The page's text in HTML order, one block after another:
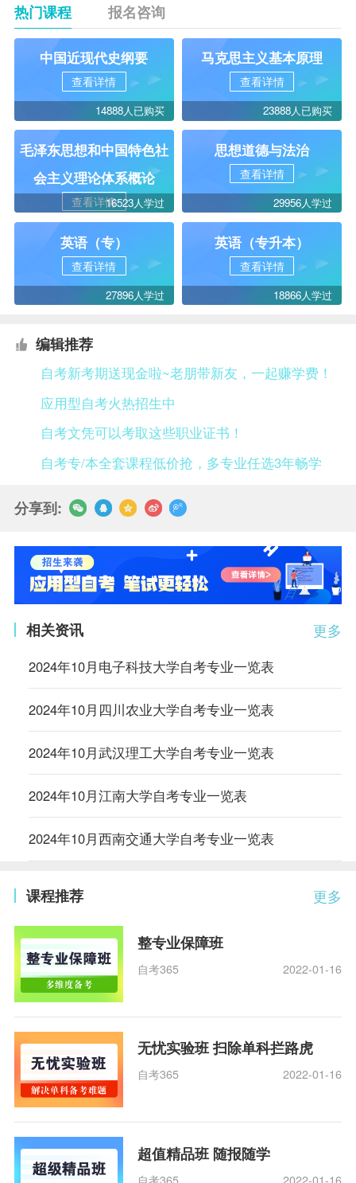
热门课程 报名咨询
中国近现代史纲要
查看详情
14888人已购买
马克思主义基本原理
查看详情
23888人已购买
毛泽东思想和中国特色社
会主义理论体系概论
查看详情16523人学过
思想道德与法治
查看详情
29956人学过
英语（专）
查看详情
27896人学过
英语（专升本）
查看详情
18866人学过
编辑推荐
自考新考期送现金啦~老朋带新友，一起赚学费！
应用型自考火热招生中
自考文凭可以考取这些职业证书！
自考专/本全套课程低价抢，多专业任选3年畅学
分享到:
更多
相关资讯
2024年10月电子科技大学自考专业一览表
2024年10月四川农业大学自考专业一览表
2024年10月武汉理工大学自考专业一览表
2024年10月江南大学自考专业一览表
2024年10月西南交通大学自考专业一览表
更多
课程推荐
整专业保障班
自考365 2022-01-16
无忧实验班 扫除单科拦路虎
自考365 2022-01-16
超值精品班 随报随学
自考365 2022-01-16